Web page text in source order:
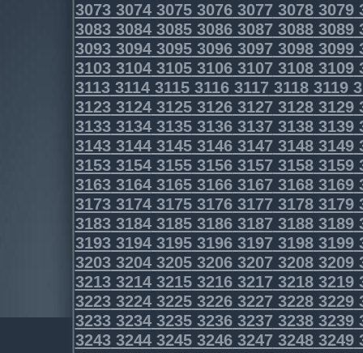
3073307430753076307730783079
3083308430853086308730883089
3093309430953096309730983099
3103310431053106310731083109
3113311431153116311731183119
3123312431253126312731283129
3133313431353136313731383139
3143314431453146314731483149
3153315431553156315731583159
3163316431653166316731683169
3173317431753176317731783179
3183318431853186318731883189
3193319431953196319731983199
3203320432053206320732083209
3213321432153216321732183219
3223322432253226322732283229
3233323432353236323732383239
3243324432453246324732483249